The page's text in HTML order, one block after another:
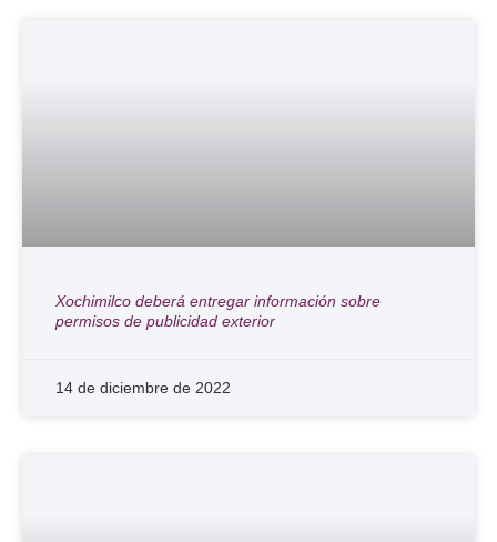
Xochimilco deberá entregar información sobre
permisos de publicidad exterior
14 de diciembre de 2022